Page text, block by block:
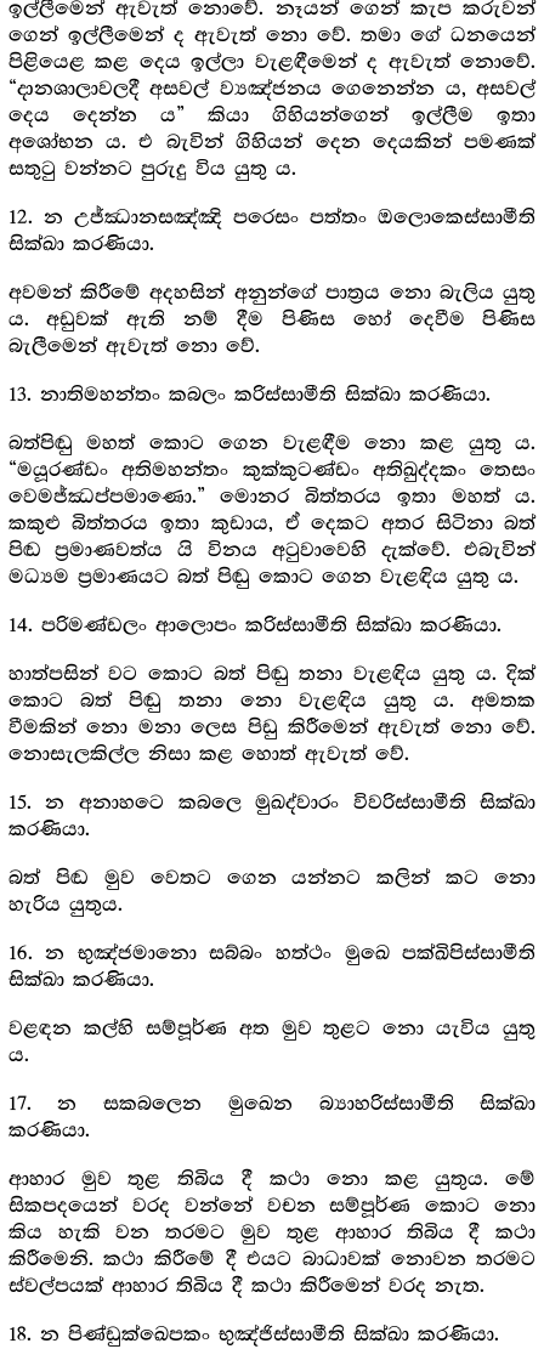
ඉල්ලීමෙන් ඇවැත් නොවේ. නෑයන් ගෙන් කැප කරුවන්
ගෙන් ඉල්ලීමෙන් ද ඇවැත් නො වේ. තමා ගේ ධනයෙන්
පිළියෙළ කළ දෙය ඉල්ලා වැළඳීමෙන් ද ඇවැත් නොවේ.
“දානශාලාවලදී අසවල් ව්‍යඤ්ජනය ගෙනෙන්න ය, අසවල්
දෙය දෙන්න ය” කියා ගිහියන්ගෙන් ඉල්ලීම ඉතා
අශෝභන ය. එ බැවින් ගිහියන් දෙන දෙයකින් පමණක්
සතුටු වන්නට පුරුදු විය යුතු ය.
12. න උජ්ඣානසඤ්ඤි පරෙසං පත්තං ඔලොකෙස්සාමීති
සික්ඛා කරණියා.
අවමන් කිරීමේ අදහසින් අනුන්ගේ පාත්‍ර‍ය නො බැලිය යුතු
ය. අඩුවක් ඇති නම් දීම පිණිස හෝ දෙවීම පිණිස
බැලීමෙන් ඇවැත් නො වේ.
13. නාතිමහන්තං කබලං කරිස්සාමීති සික්ඛා කරණියා.
බත්පිඬු මහත් කොට ගෙන වැළඳීම නො කළ යුතු ය.
“මයූරණ්ඩං අතිමහන්තං කුක්කුටණ්ඩං අතිඛුද්දකං තෙසං
වෙමජ්ඣප්පමාණො.” මොනර බිත්තරය ඉතා මහත් ය.
කකුළු බිත්තරය ඉතා කුඩාය, ඒ දෙකට අතර සිටිනා බත්
පිඬ ප්‍ර‍මාණවත්ය යි විනය අටුවාවෙහි දැක්වේ. එබැවින්
මධ්‍යම ප්‍ර‍මාණයට බත් පිඬු කොට ගෙන වැළඳිය යුතු ය.
14. පරිමණ්ඩලං ආලොපං කරිස්සාමීති සික්ඛා කරණියා.
හාත්පසින් වට කොට බත් පිඬු තනා වැළඳිය යුතු ය. දික්
කොට බත් පිඬු තනා නො වැළඳිය යුතු ය. අමතක
වීමකින් නො මනා ලෙස පිඩු කිරීමෙන් ඇවැත් නො වේ.
නොසැලකිල්ල නිසා කළ හොත් ඇවැත් වේ.
15. න අනාහටෙ කබලෙ මුඛද්වාරං විවරිස්සාමීති සික්ඛා
කරණියා.
බත් පිඬ මුව වෙතට ගෙන යන්නට කලින් කට නො
හැරිය යුතුය.
16. න භුඤ්ජමානො සබ්බං හත්ථං මුඛෙ පක්ඛිපිස්සාමීති
සික්ඛා කරණියා.
වළඳන කල්හි සම්පූර්ණ අත මුව තුළට නො යැවිය යුතු
ය.
17. න සකබලෙන මුඛෙන බ්‍යාහරිස්සාමීති සික්ඛා
කරණියා.
ආහාර මුව තුළ තිබිය දී කථා නො කළ යුතුය. මේ
සිකපදයෙන් වරද වන්නේ වචන සම්පූර්ණ කොට නො
කිය හැකි වන තරමට මුව තුළ ආහාර තිබිය දී කථා
කිරීමෙනි. කථා කිරීමේ දී එයට බාධාවක් නොවන තරමට
ස්වල්පයක් ආහාර තිබිය දී කථා කිරීමෙන් වරද නැත.
18. න පිණ්ඩුක්ඛෙපකං භුඤ්ජිස්සාමීති සික්ඛා කරණියා.